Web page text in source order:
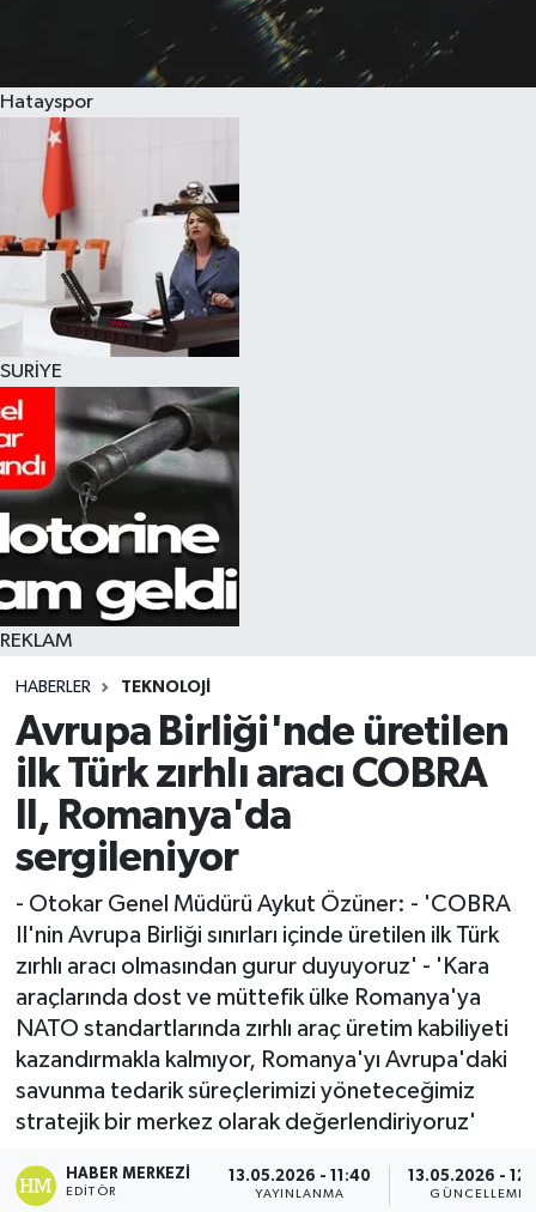
Hatayspor
SURİYE
REKLAM
HABERLER TEKNOLOJI
Avrupa Birliği'nde üretilen
ilk Türk zırhlı aracı COBRA
II, Romanya'da
sergileniyor
- Otokar Genel Müdürü Aykut Özüner: - 'COBRA
II'nin Avrupa Birliği sınırları içinde üretilen ilk Türk
zırhlı aracı olmasından gurur duyuyoruz' - 'Kara
araçlarında dost ve müttefik ülke Romanya'ya
NATO standartlarında zırhlı araç üretim kabiliyeti
kazandırmakla kalmıyor, Romanya'yı Avrupa'daki
savunma tedarik süreçlerimizi yöneteceğimiz
stratejik bir merkez olarak değerlendiriyoruz'
HABER MERKEZI
EDITÖR
13.05.2026 - 11:40
YAYINLANMA
13.05.2026 -
GÜNCELLEME